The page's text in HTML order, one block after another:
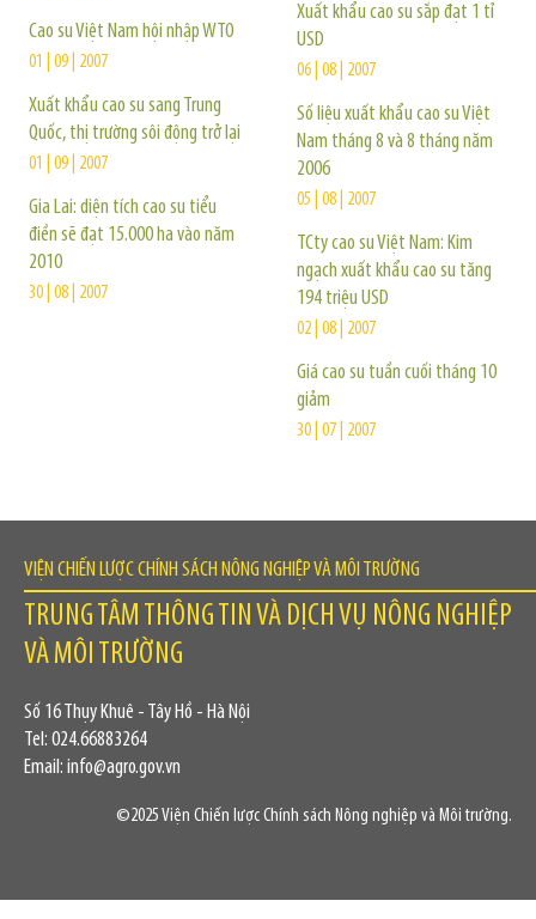
Cao su Việt Nam hội nhập WTO
01 | 09 | 2007
Xuất khẩu cao su sang Trung
Quốc, thị trường sôi động trở lại
01 | 09 | 2007
Gia Lai: diện tích cao su tiểu
điền sẽ đạt 15.000 ha vào năm
2010
30 | 08 | 2007
Xuất khẩu cao su sắp đạt 1 tỉ
USD
06 | 08 | 2007
Số liệu xuất khẩu cao su Việt
Nam tháng 8 và 8 tháng năm
2006
05 | 08 | 2007
TCty cao su Việt Nam: Kim
ngạch xuất khẩu cao su tăng
194 triệu USD
02 | 08 | 2007
Giá cao su tuần cuối tháng 10
giảm
30 | 07 | 2007
VIỆN CHIẾN LƯỢC CHÍNH SÁCH NÔNG NGHIỆP VÀ MÔI TRƯỜNG
TRUNG TÂM THÔNG TIN VÀ DỊCH VỤ NÔNG NGHIỆP
VÀ MÔI TRƯỜNG
Số 16 Thụy Khuê - Tây Hồ - Hà Nội
Tel: 024.66883264
Email: info@agro.gov.vn
©2025 Viện Chiến lược Chính sách Nông nghiệp và Môi trường.